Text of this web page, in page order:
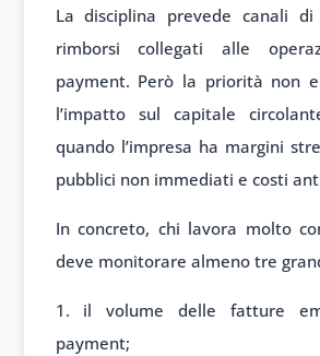
La disciplina prevede canali
rimborsi collegati alle
payment. Però la priorità non
l’impatto sul capitale
quando l’impresa ha margini
pubblici non immediati e costi
In concreto, chi lavora molto
deve monitorare almeno tre
il volume delle fatture
payment;